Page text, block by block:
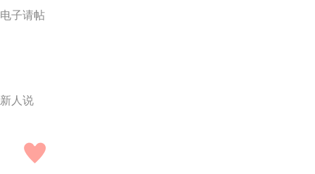
电子请帖
新人说